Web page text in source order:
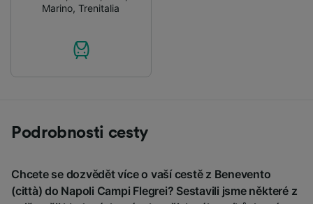
Marino,Trenitalia
Podrobnosti cesty
Chcete se dozvědět více o vaší cestě z Benevento
(città) do Napoli Campi Flegrei? Sestavili jsme některé z